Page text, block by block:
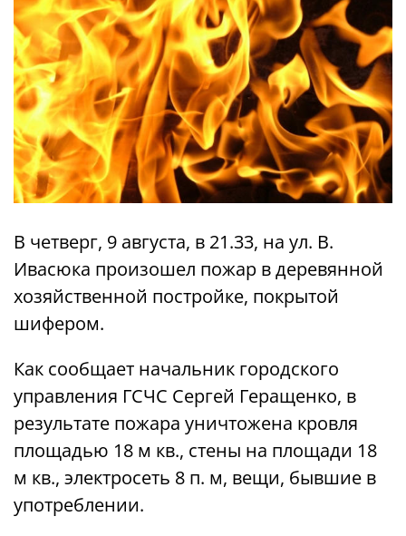
В четверг, 9 августа, в 21.33, на ул. В.
Ивасюка произошел пожар в деревянной
хозяйственной постройке, покрытой
шифером.
Как сообщает начальник городского
управления ГСЧС Сергей Геращенко, в
результате пожара уничтожена кровля
площадью 18 м кв., стены на площади 18
м кв., электросеть 8 п. м, вещи, бывшие в
употреблении.